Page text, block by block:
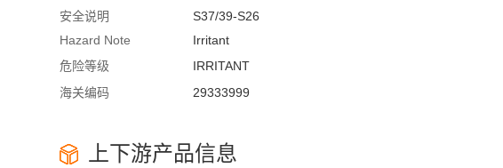
安全说明
S37/39-S26
Hazard Note
Irritant
危险等级
IRRITANT
海关编码
29333999
上下游产品信息